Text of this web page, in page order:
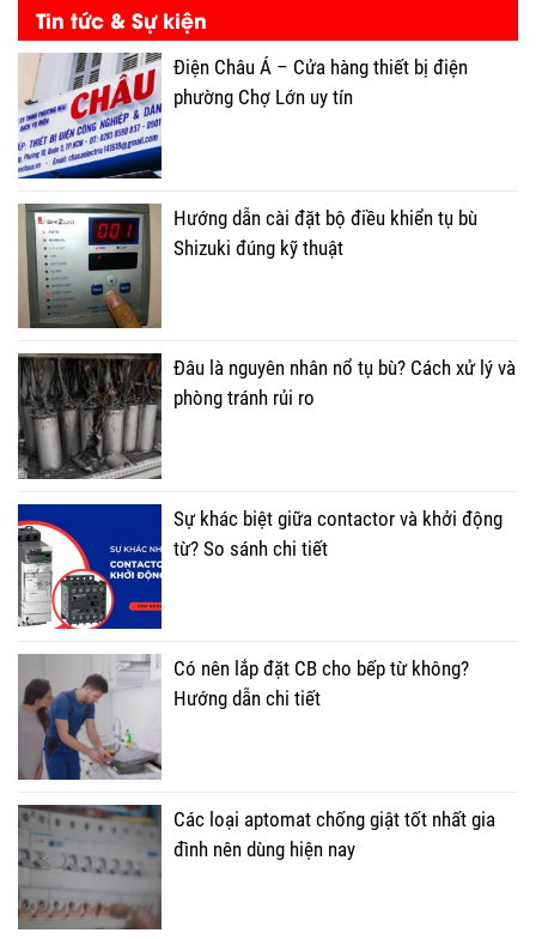
Tin tức & Sự kiện
Điện Châu Á – Cửa hàng thiết bị điện
phường Chợ Lớn uy tín
Hướng dẫn cài đặt bộ điều khiển tụ bù
Shizuki đúng kỹ thuật
Đâu là nguyên nhân nổ tụ bù? Cách xử lý và
phòng tránh rủi ro
Sự khác biệt giữa contactor và khởi động
từ? So sánh chi tiết
Có nên lắp đặt CB cho bếp từ không?
Hướng dẫn chi tiết
Các loại aptomat chống giật tốt nhất gia
đình nên dùng hiện nay